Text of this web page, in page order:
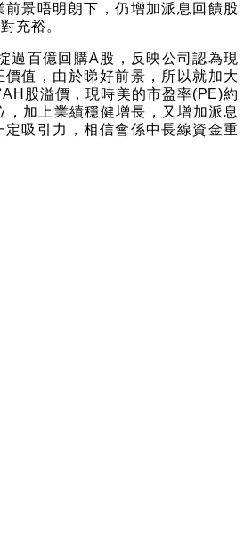
景唔明朗下，仍增加派息回饋股
充裕。
過百億回購A股，反映公司認為現
值，由於睇好前景，所以就加大
股溢價，現時美的市盈率(PE)約
，加上業績穩健增長，又增加派息
定吸引力，相信會係中長線資金重